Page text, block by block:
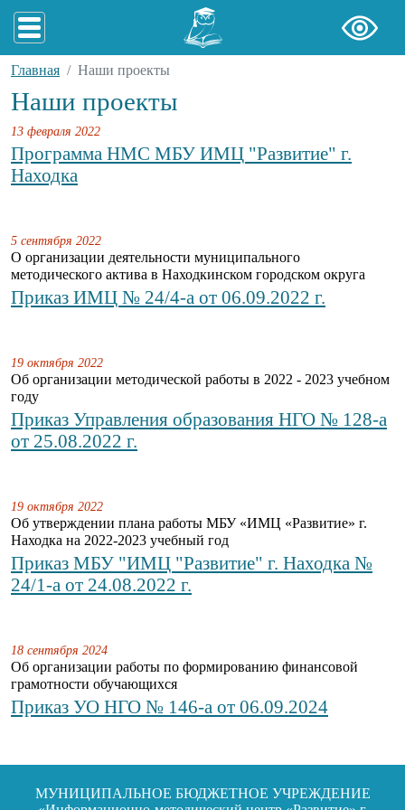
Главная Наши проекты
Наши проекты
13 февраля 2022
Программа НМС МБУ ИМЦ "Развитие" г.
Находка
5 сентября 2022
О организации деятельности муниципального
методического актива в Находкинском городском округа
Приказ ИМЦ № 24/4-а от 06.09.2022 г.
19 октября 2022
Об организации методической работы в 2022 - 2023 учебном
году
Приказ Управления образования НГО № 128-а
от 25.08.2022 г.
19 октября 2022
Об утверждении плана работы МБУ «ИМЦ «Развитие» г.
Находка на 2022-2023 учебный год
Приказ МБУ "ИМЦ "Развитие" г. Находка №
24/1-а от 24.08.2022 г.
18 сентября 2024
Об организации работы по формированию финансовой
грамотности обучающихся
Приказ УО НГО № 146-а от 06.09.2024
МУНИЦИПАЛЬНОЕ БЮДЖЕТНОЕ УЧРЕЖДЕНИЕ